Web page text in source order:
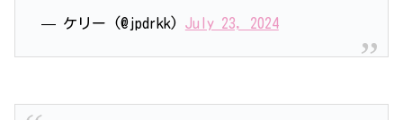
— ケリー (@jpdrkk) July 23, 2024